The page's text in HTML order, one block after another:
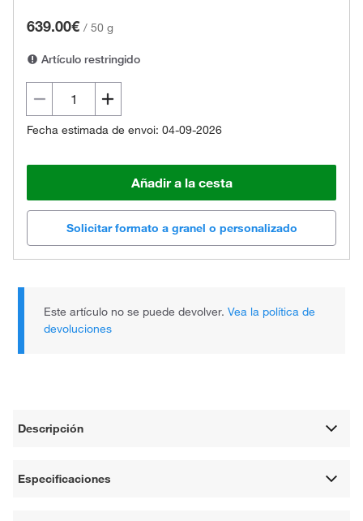
639.00€ / 50 g
Artículo restringido
Fecha estimada de envoi: 04-09-2026
Añadir a la cesta
Solicitar formato a granel o personalizado
Este artículo no se puede devolver.Vea la política de
devoluciones
Descripción
Especificaciones